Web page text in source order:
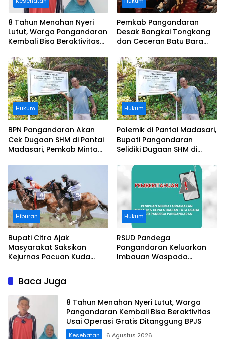
8 Tahun Menahan Nyeri
Lutut, Warga Pangandaran
Kembali Bisa Beraktivitas
Ditanggung BPJS
Pemkab Pangandaran
Desak Bangkai Tongkang
dan Ceceran Batu Bara
Buruknya Koordinasi
Perusahaan
Hukum
BPN Pangandaran Akan
Cek Dugaan SHM di Pantai
Madasari, Pemkab Minta
Hukum
Polemik di Pantai Madasari,
Bupati Pangandaran
Selidiki Dugaan SHM di
Pantai
Hiburan
Bupati Citra Ajak
Masyarakat Saksikan
Kejurnas Pacuan Kuda
Legokjawa
Hukum
RSUD Pandega
Pangandaran Keluarkan
Imbauan Waspada
Baca Juga
8 Tahun Menahan Nyeri Lutut, Warga
Pangandaran Kembali Bisa Beraktivitas
Usai Operasi Gratis Ditanggung BPJS
Kesehatan 6 Agustus 2026